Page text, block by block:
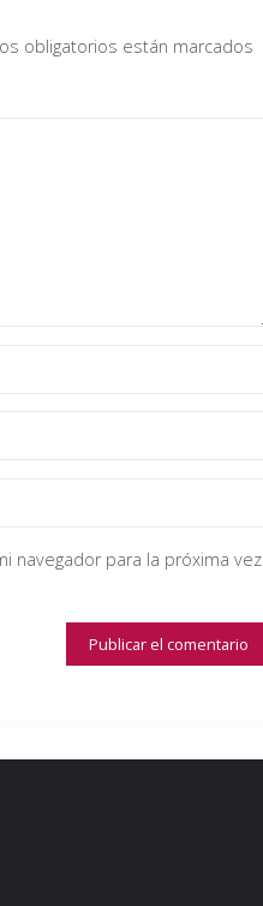
obligatorios están marcados
navegador para la próxima vez